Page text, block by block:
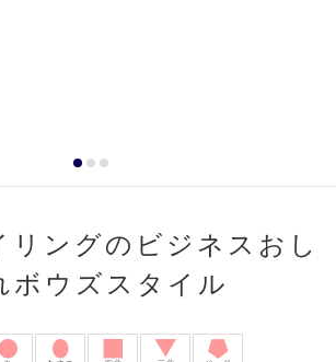
リングのビジネスおし
ボウズスタイル